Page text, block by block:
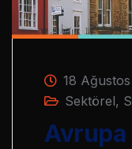
18
Sektörel,
Avrupa